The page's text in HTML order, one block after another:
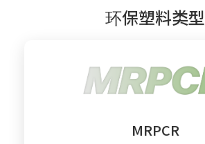
环保塑料类型
MRPCR